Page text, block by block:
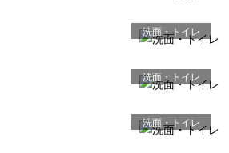
洗面・トイレ
洗面・トイレ
洗面・トイレ